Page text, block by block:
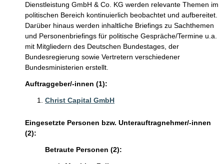
Dienstleistung GmbH & Co. KG werden relevante Themen im
politischen Bereich kontinuierlich beobachtet und aufbereitet.
Darüber hinaus werden inhaltliche Briefings zu Sachthemen
und Personenbriefings für politische Gespräche/Termine u.a.
mit Mitgliedern des Deutschen Bundestages, der
Bundesregierung sowie Vertretern verschiedener
Bundesministerien erstellt.
Auftraggeber/-innen (1):
Christ Capital GmbH
Eingesetzte Personen bzw. Unterauftragnehmer/-innen
(2):
Betraute Personen (2):